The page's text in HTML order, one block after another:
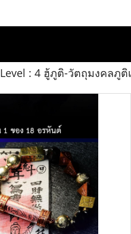
Level : 4 ฮู้ภูติ-วัตถุมงคลภูติ